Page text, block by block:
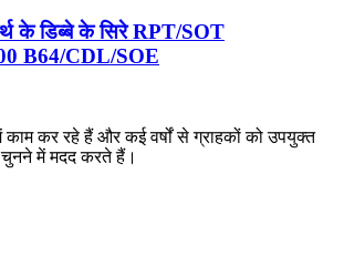
के डिब्बे के सिरे RPT/SOT
B64/CDL/SOE
काम कर रहे हैं और कई वर्षों से ग्राहकों को उपयुक्त
में मदद करते हैं।